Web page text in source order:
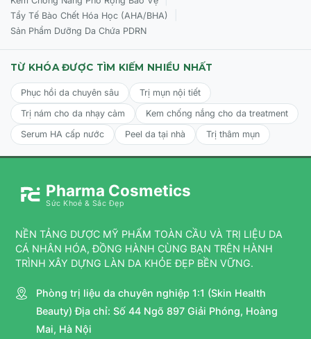
Tẩy Tế Bào Chết Hóa Học (AHA/BHA)
Sản Phẩm Dưỡng Da Chứa PDRN
TỪ KHÓA ĐƯỢC TÌM KIẾM NHIỀU NHẤT
Phục hồi da chuyên sâu
Trị mụn nội tiết
Trị nám cho da nhạy cảm
Kem chống nắng cho da treatment
Serum HA cấp nước
Peel da tại nhà Trị thâm mụn
Pharma Cosmetics
Sức Khoẻ & Sắc Đẹp
NỀN TẢNG DƯỢC MỸ PHẨM TOÀN CẦU VÀ TRỊ LIỆU DA
CÁ NHÂN HÓA, ĐỒNG HÀNH CÙNG BẠN TRÊN HÀNH
TRÌNH XÂY DỰNG LÀN DA KHỎE ĐẸP BỀN VỮNG.
Phòng trị liệu da chuyên nghiệp 1:1 (Skin Health
Beauty) Địa chỉ: Số 44 Ngõ 897 Giải Phóng, Hoàng
Mai, Hà Nội